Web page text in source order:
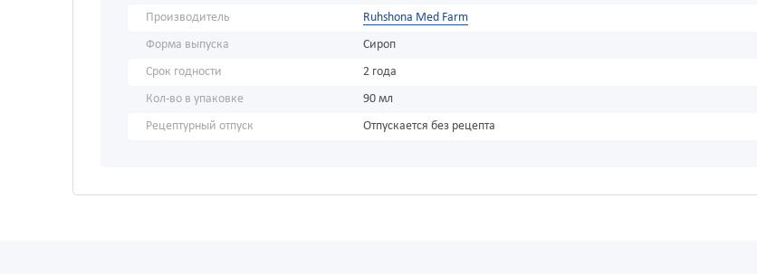
Производитель
Ruhshona Med Farm
Форма выпуска
Сироп
Срок годности
2 года
Кол-во в упаковке
90 мл
Рецептурный отпуск
Отпускается без рецепта